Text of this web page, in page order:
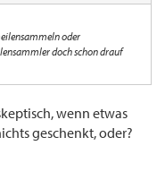
oder
doch schon drauf
wenn etwas
geschenkt, oder?